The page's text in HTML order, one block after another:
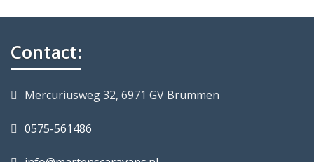
Contact:
Mercuriusweg 32, 6971 GV Brummen
0575-561486